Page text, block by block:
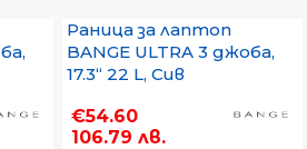
Раница за лаптоп
BANGE ULTRA 3 джоба,
17.3“ 22 L, Сив
€54.60
106.79 лв.